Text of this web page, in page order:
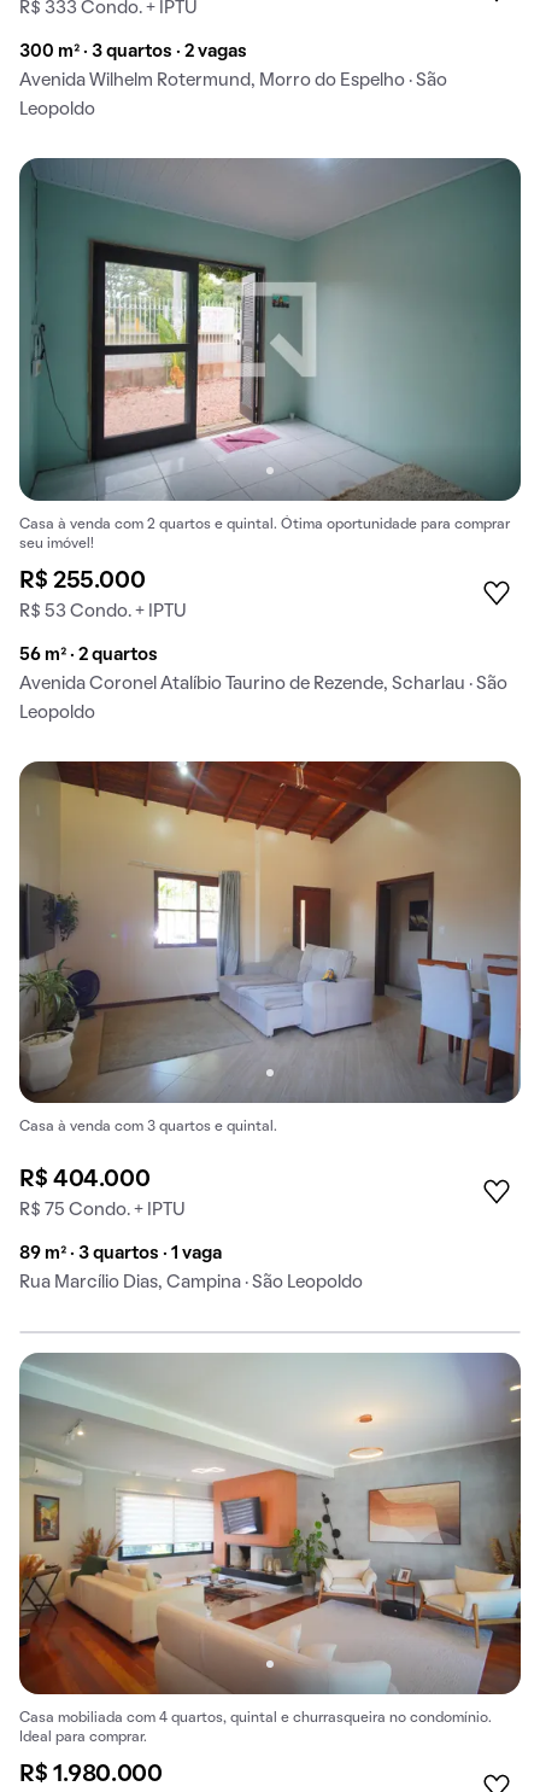
R$ 333 Condo. + IPTU
300 m² · 3 quartos · 2 vagas
Avenida Wilhelm Rotermund, Morro do Espelho · São
Leopoldo
Casa à venda com 2 quartos e quintal. Ótima oportunidade para comprar
seu imóvel!
R$ 255.000
R$ 53 Condo. + IPTU
56 m² · 2 quartos
Avenida Coronel Atalíbio Taurino de Rezende, Scharlau · São
Leopoldo
Casa à venda com 3 quartos e quintal.
R$ 404.000
R$ 75 Condo. + IPTU
89 m² · 3 quartos · 1 vaga
Rua Marcílio Dias, Campina · São Leopoldo
Casa mobiliada com 4 quartos, quintal e churrasqueira no condomínio.
Ideal para comprar.
R$ 1.980.000